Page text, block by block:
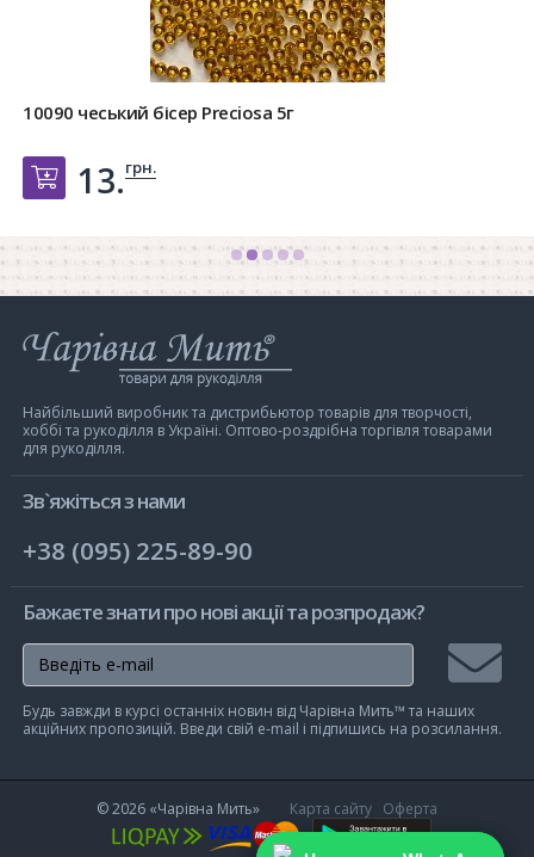
10090 чеський бісер Preciosa 5г
Добавить в корзину
13.грн.
Інтернет-
магазин
Мить
Найбільший виробник та дистрибьютор товарів для творчості,
хоббі та рукоділля в Україні. Оптово-роздрібна торгівля товарами
для рукоділля.
Зв`яжіться з нами
+38 (095) 225-89-90
Бажаєте знати про нові акції та розпродаж?
на
Будь завжди в курсі останніх новин від Чарівна Мить™ та наших
акційних пропозицій. Введи свій e-mail і підпишись на розсилання.
© 2026 «Чарівна Мить» Карта сайту Оферта